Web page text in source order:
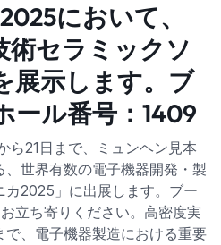
において、
術セラミックソ
展示します。ブ
ール番号：1409
ら21日まで、ミュンヘン見本
世界有数の電子機器開発・製
2025」に出展します。ブー
立ち寄りください。高密度実
、電子機器製造における重要